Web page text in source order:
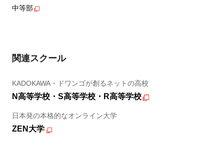
中等部
関連スクール
KADOKAWA・ドワンゴが創るネットの高校
N高等学校・S高等学校・R高等学校
日本発の本格的なオンライン大学
ZEN大学